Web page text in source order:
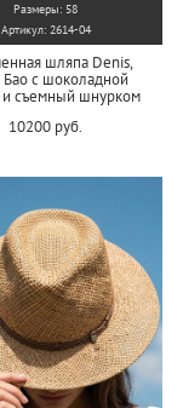
Размеры: 58
Артикул: 2614-04
шляпа Denis,
Бао с шоколадной
и съемный шнурком
10200 руб.